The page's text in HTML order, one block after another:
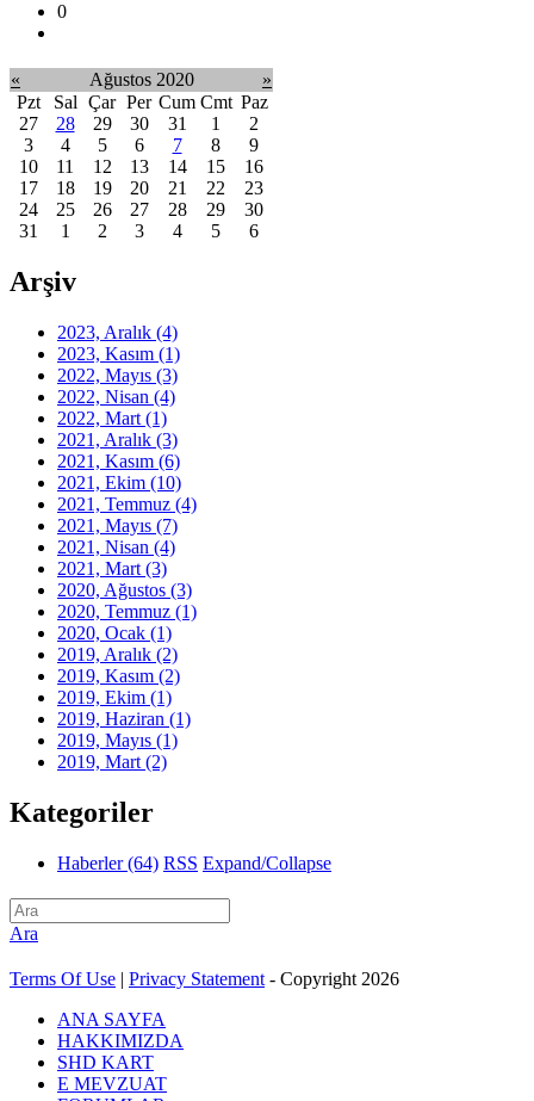
0
« Ağustos 2020
»
Pzt
Sal Çar Per Cum Cmt Paz
27
28 29 30 31 1
2
3
4 5 6 7 8
9
10
11 12 13 14 15
16
17
18 19 20 21 22
23
24
25 26 27 28 29
30
31
1 2 3 4 5 6
Arşiv
2023, Aralık (4)
2023, Kasım (1)
2022, Mayıs (3)
2022, Nisan (4)
2022, Mart (1)
2021, Aralık (3)
2021, Kasım (6)
2021, Ekim (10)
2021, Temmuz (4)
2021, Mayıs (7)
2021, Nisan (4)
2021, Mart (3)
2020, Ağustos (3)
2020, Temmuz (1)
2020, Ocak (1)
2019, Aralık (2)
2019, Kasım (2)
2019, Ekim (1)
2019, Haziran (1)
2019, Mayıs (1)
2019, Mart (2)
Kategoriler
Haberler(64) RSS Expand/Collapse
Ara
Terms Of Use | Privacy Statement - Copyright 2026
ANA SAYFA
HAKKIMIZDA
SHD KART
E MEVZUAT